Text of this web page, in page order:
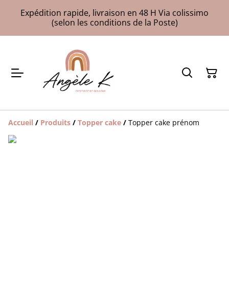
Expédition rapide, livraison en 48 H Via colissimo
(selon les conditions de la Poste)
Accueil / Produits / Topper cake / Topper cake prénom